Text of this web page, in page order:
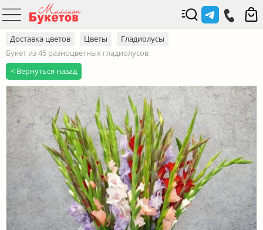
Доставка цветов Цветы
Гладиолусы
Букет из 45 разноцветных гладиолусов
< Вернуться назад